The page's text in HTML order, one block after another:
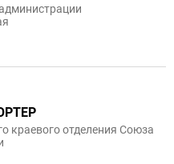
краевого отделения Союза